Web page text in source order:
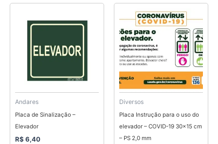
Andares
Placa de Sinalização –
Elevador
R$ 6,40
Diversos
Placa Instrução para o uso do
elevador – COVID-19 30×15 cm
– PS 2,0 mm